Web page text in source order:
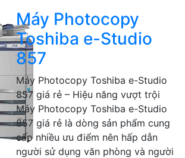
Máy Photocopy
Toshiba e-Studio
857
Máy Photocopy Toshiba e-Studio
857 giá rẻ – Hiệu năng vượt trội
Máy Photocopy Toshiba e-Studio
857 giá rẻ là dòng sản phẩm cung
cấp nhiều ưu điểm nên hấp dẫn
người sử dụng văn phòng và người